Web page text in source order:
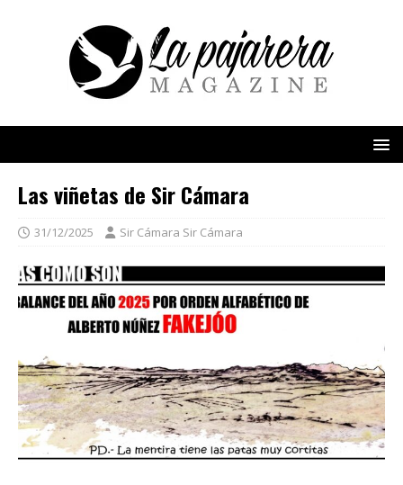
Las viñetas de Sir Cámara
31/12/2025 Sir Cámara Sir Cámara